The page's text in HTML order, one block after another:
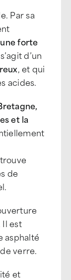
Par sa
forte
d’un
, et qui
acides.
et la
de
Il est
asphalté
verre.
et